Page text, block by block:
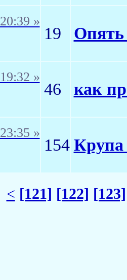
20:39 »
19 Опять
19:32 »
46 как
23:35 »
154
< [121] [122] [123]